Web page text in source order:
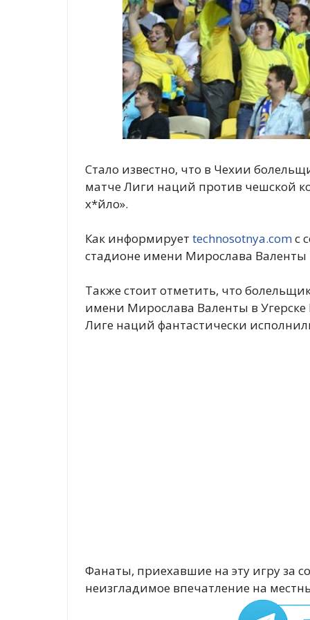
Стало известно, что в Чехии
матче Лиги наций против чешской
х*йло».
Как информирует technosotnya.comс
стадионе имени Мирослава Валенты
Также стоит отметить, что
имени Мирослава Валенты в
Лиге наций фантастически
Фанаты, приехавшие на эту игру за
неизгладимое впечатление на